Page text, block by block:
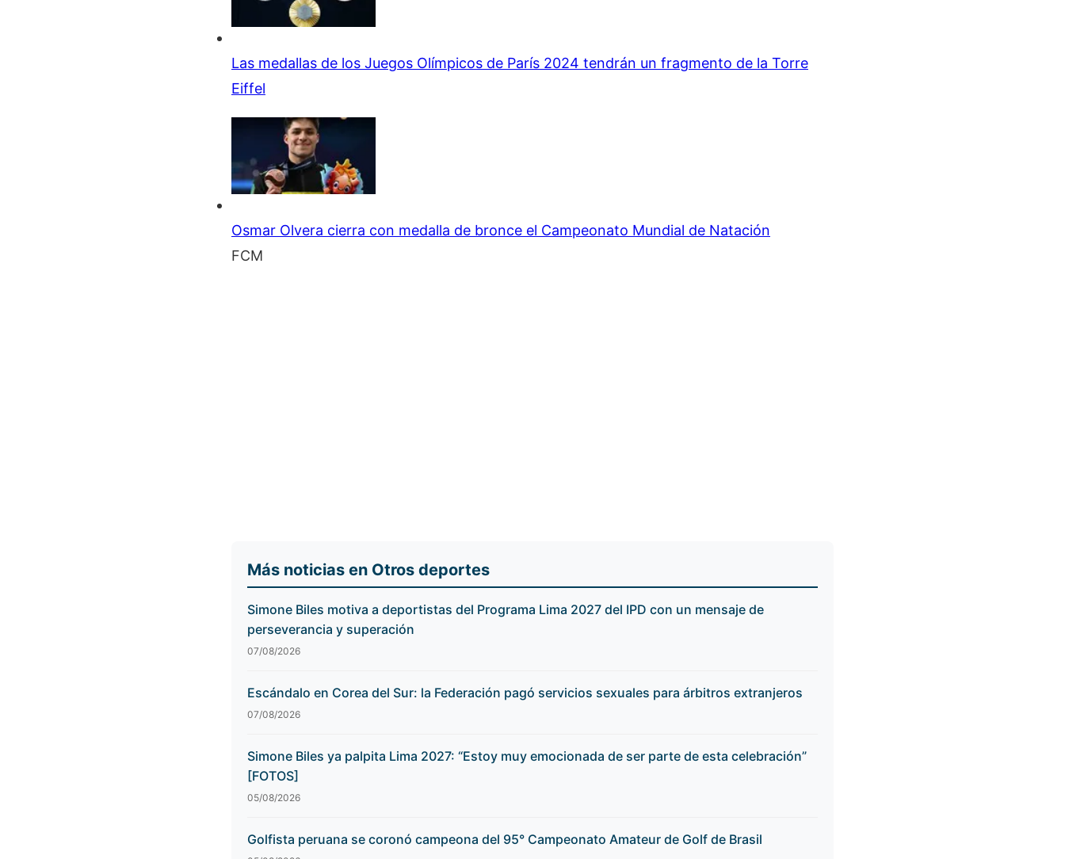
Las medallas de los Juegos Olímpicos de París 2024 tendrán un fragmento de la Torre
Eiffel
Osmar Olvera cierra con medalla de bronce el Campeonato Mundial de Natación
​FCM
Más noticias en Otros deportes
Simone Biles motiva a deportistas del Programa Lima 2027 del IPD con un mensaje de
perseverancia y superación
07/08/2026
Escándalo en Corea del Sur: la Federación pagó servicios sexuales para árbitros extranjeros
07/08/2026
Simone Biles ya palpita Lima 2027: “Estoy muy emocionada de ser parte de esta celebración”
[FOTOS]
05/08/2026
Golfista peruana se coronó campeona del 95° Campeonato Amateur de Golf de Brasil